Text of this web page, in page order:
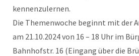
kennenzulernen.
Die Themenwoche beginnt mit der
am 21.10.2024 von 16 – 18 Uhr im
Bahnhofstr. 16 (Eingang über die